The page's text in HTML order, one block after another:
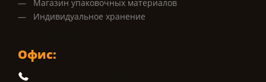
Магазин упаковочных материалов
Индивидуальное хранение
Офис: